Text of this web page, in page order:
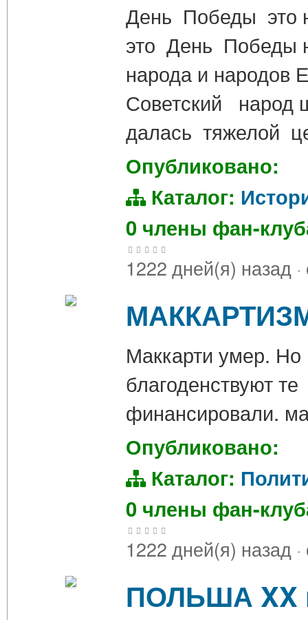
День Победы это
это День Победы
народа и народов
Советский народ
далась тяжелой
Опубликовано:
Каталог:
0 члены фан-
1222 дней(я) назад ·
Маккарти умер. Но
благоденствуют
финансировали.
Опубликовано:
Каталог:
0 члены фан-
1222 дней(я) назад ·
ПОЛЬША XX